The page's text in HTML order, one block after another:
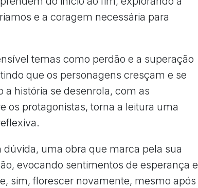
e a coragem necessária para
temas como perdão e a superação
que os personagens cresçam e se
história se desenrola, com as
os protagonistas, torna a leitura uma
dúvida, uma obra que marca pela sua
evocando sentimentos de esperança e
sim, florescer novamente, mesmo após